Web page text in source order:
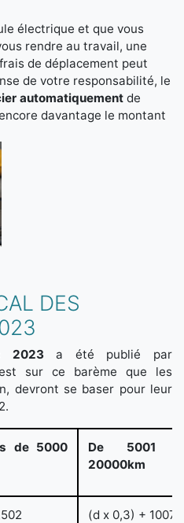
électrique et que vous
rendre au travail, une
de déplacement peut
de votre responsabilité, le
automatiquement de
davantage le montant
DES
2023a été publié par
sur ce barème que les
devront se baser pour leur
de 5000
De 5001 à
20000km
(d x 0,3) + 1007